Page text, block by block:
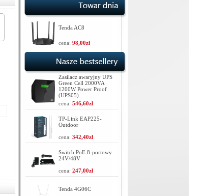
Tenda AC8
cena: 98,00zł
Zasilacz awaryjny UPS
Green Cell 2000VA
1200W Power Proof
(UPS05)
cena: 546,60zł
TP-Link EAP225-
Outdoor
cena: 342,40zł
Switch PoE 8-portowy
24V/48V
cena: 247,00zł
Tenda 4G06C